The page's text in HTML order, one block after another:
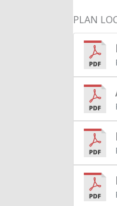
PLAN